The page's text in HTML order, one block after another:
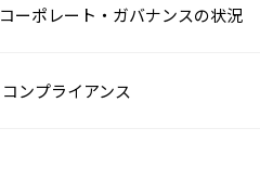
コーポレート・ガバナンスの状況
コンプライアンス